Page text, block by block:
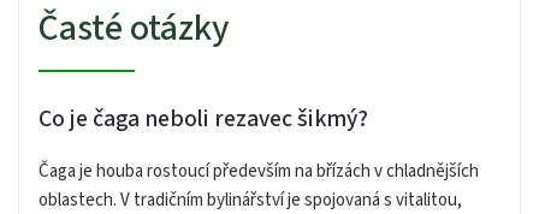
Časté otázky
Co je čaga neboli rezavec šikmý?
Čaga je houba rostoucí především na břízách v chladnějších
oblastech. V tradičním bylinářství je spojovaná s vitalitou,